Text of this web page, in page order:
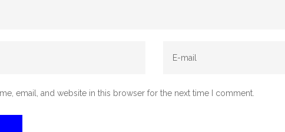
email, and website in this browser for the next time I comment.